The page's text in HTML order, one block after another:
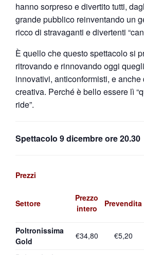
hanno sorpreso e divertito tutti,
grande pubblico reinventando un
ricco di stravaganti e divertenti
È quello che questo spettacolo si
ritrovando e rinnovando oggi
innovativi, anticonformisti, e
creativa. Perché è bello essere lì
ride”.
Spettacolo 9 dicembre ore 20.30
Prezzi
Settore
Prezzo
intero
Prevendita
Poltronissima
Gold
€34,80 €5,20